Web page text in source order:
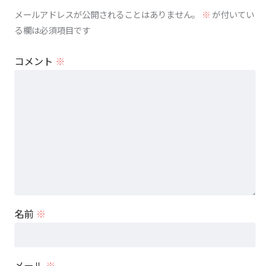
メールアドレスが公開されることはありません。 ※が付いてい
る欄は必須項目です
コメント ※
名前 ※